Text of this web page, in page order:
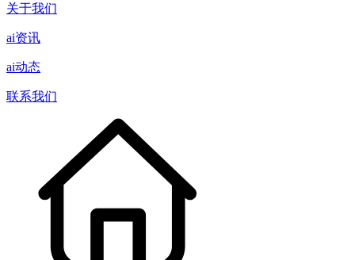
关于我们
ai资讯
ai动态
联系我们